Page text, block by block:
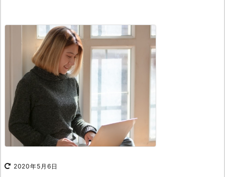
2020年5月6日